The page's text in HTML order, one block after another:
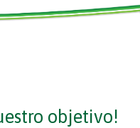
objetivo!